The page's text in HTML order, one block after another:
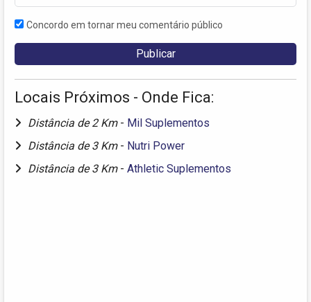
Concordo em tornar meu comentário público
Locais Próximos - Onde Fica:
Distância de 2 Km - Mil Suplementos
Distância de 3 Km - Nutri Power
Distância de 3 Km - Athletic Suplementos